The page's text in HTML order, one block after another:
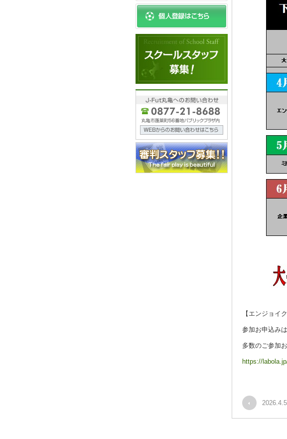
【エンジョイ
参加お申込み
多数のご参加
https://